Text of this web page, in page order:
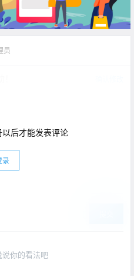
员
后才能发表评论
录
你的看法吧